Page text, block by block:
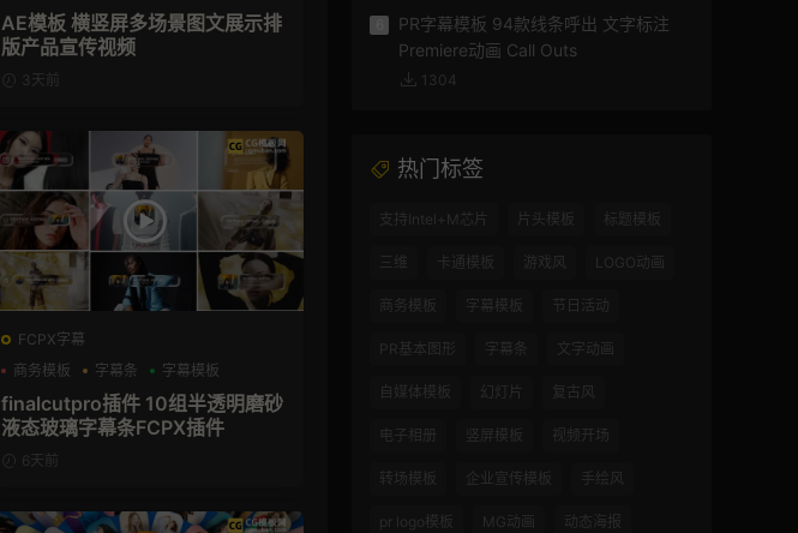
AE模板 横竖屏多场景图文展示排
版产品宣传视频
3天前
FCPX字幕
商务模板
字幕条 字幕模板
finalcutpro插件 10组半透明磨砂
液态玻璃字幕条FCPX插件
6天前
PR字幕模板 94款线条呼出 文字标注
Premiere动画 Call Outs
1304
热门标签
支持Intel+M芯片 片头模板 标题模板
三维 卡通模板 游戏风 LOGO动画
商务模板 字幕模板 节日活动
PR基本图形 字幕条 文字动画
自媒体模板 幻灯片 复古风
电子相册 竖屏模板 视频开场
转场模板 企业宣传模板 手绘风
pr logo模板 MG动画 动态海报